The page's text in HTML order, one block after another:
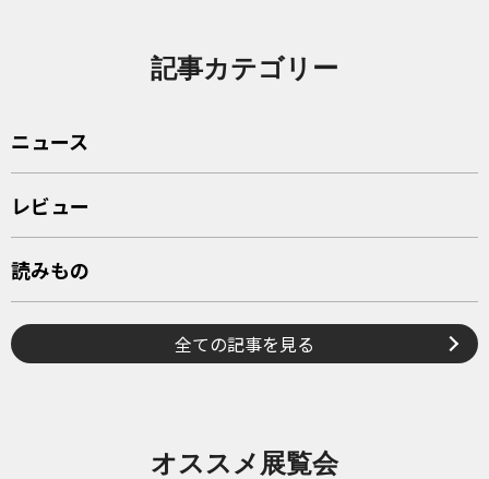
記事カテゴリー
ニュース
レビュー
読みもの
全ての記事を見る
オススメ展覧会